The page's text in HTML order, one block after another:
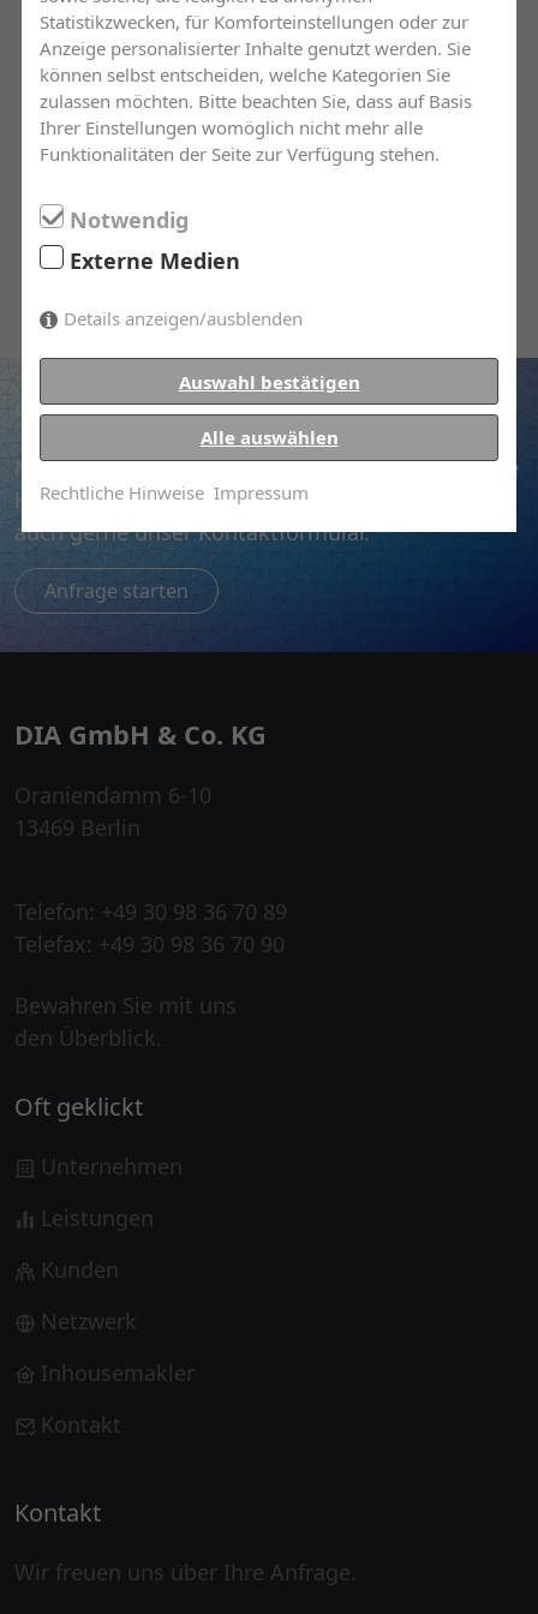
Mergers & Acquisition
Alternativer Risikotransfer
Risikomanagement
Versicherungsmanagement
Schadenmanagement
Sie haben Fragen?
Melden Sie sich gerne umgehend bei uns. Unsere
Hotline steht Ihnen zur Verfügung. Nutzen Sie
auch gerne unser Kontaktformular.
Anfrage starten
DIA GmbH & Co. KG
Oraniendamm 6-10
13469 Berlin
Telefon: +49 30 98 36 70 89
Telefax: +49 30 98 36 70 90
Bewahren Sie mit uns
den Überblick.
Oft geklickt
Unternehmen
Leistungen
Kunden
Netzwerk
Inhousemakler
Kontakt
Kontakt
Wir freuen uns über Ihre Anfrage.
Statistikzwecken, für Komforteinstellungen oder zur
Anzeige personalisierter Inhalte genutzt werden. Sie
können selbst entscheiden, welche Kategorien Sie
zulassen möchten. Bitte beachten Sie, dass auf Basis
Ihrer Einstellungen womöglich nicht mehr alle
Funktionalitäten der Seite zur Verfügung stehen.
Notwendig
Externe Medien
Details anzeigen/ausblenden
Auswahl bestätigen
Alle auswählen
Rechtliche Hinweise Impressum